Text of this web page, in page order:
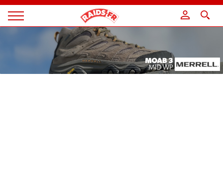
Magazine
Panneau de gestion des cookies